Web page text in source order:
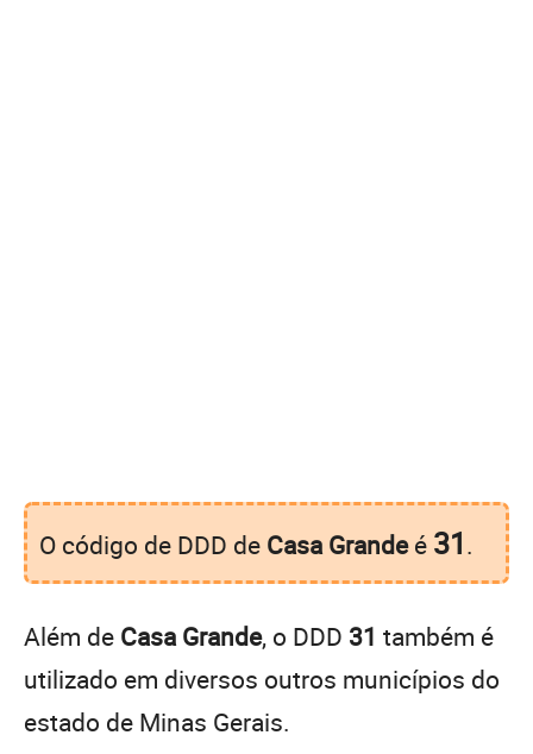
O código de DDD de Casa Grandeé 31.
Além de Casa Grande, o DDD 31 também é
utilizado em diversos outros municípios do
estado de Minas Gerais.